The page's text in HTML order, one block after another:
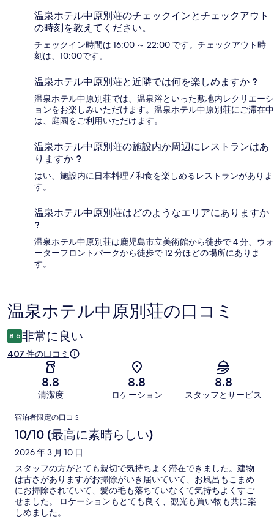
温泉ホテル中原別荘のチェックインとチェックアウト
の時刻を教えてください。
チェックイン時間は 16:00 ～ 22:00 です。チェックアウト時
刻は、10:00です。
温泉ホテル中原別荘と近隣では何を楽しめますか ?
温泉ホテル中原別荘では、温泉浴といった敷地内レクリエーシ
ョンをお楽しみいただけます。温泉ホテル中原別荘にご滞在中
は、庭園をご利用いただけます。
温泉ホテル中原別荘の施設内か周辺にレストランはあ
りますか ?
はい、施設内に日本料理 / 和食を楽しめるレストランがありま
す。
温泉ホテル中原別荘はどのようなエリアにありますか
?
温泉ホテル中原別荘は鹿児島市立美術館から徒歩で 4 分、ウォ
ーターフロントパークから徒歩で 12 分ほどの場所にありま
す。
口
コ
ミ
温泉ホテル中原別荘の口コミ
8.6 非常に良い
407 件の口コミ
8.8
清潔度
8.8
ロケーション
8.8
スタッフとサービス
口
コ
ミ
宿泊者限定の口コミ
10/10 (最高に素晴らしい)
2026 年 3 月 10 日
スタッフの方がとても親切で気持ちよく滞在できました。建物
は古さがありますがお掃除がいき届いていて、お風呂もこまめ
にお掃除されていて、髪の毛も落ちていなくて気持ちよくすご
せました。 ロケーションもとても良く、観光も買い物も共に楽
しめました。